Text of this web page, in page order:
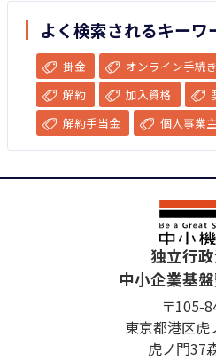
よく検索されるキーワ
掛金 オンライン手続き
解約
加入資格
解約手当金
個人事業主
独立行
中小企業基
〒105-
東京都港区虎
虎ノ門37